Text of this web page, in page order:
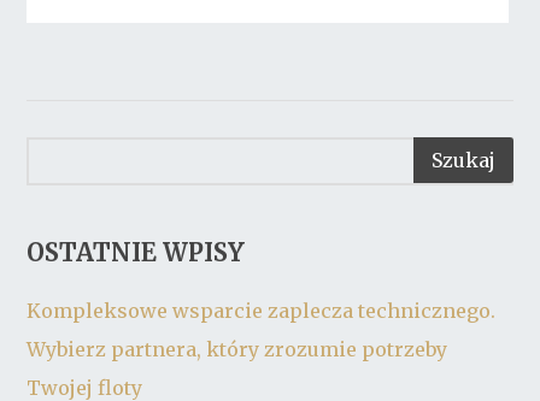
OSTATNIE WPISY
Kompleksowe wsparcie zaplecza technicznego.
Wybierz partnera, który zrozumie potrzeby
Twojej floty